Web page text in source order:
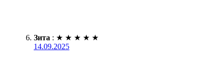
Зита : ★ ★ ★ ★ ★
14.09.2025